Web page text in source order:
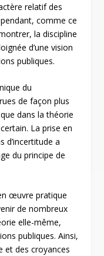
relatif des
comme ce
la discipline
d’une vision
publiques.
du
de façon plus
dans la théorie
La prise en
d’incertitude a
du principe de
œuvre pratique
de nombreux
elle-même,
publiques. Ainsi,
et des croyances